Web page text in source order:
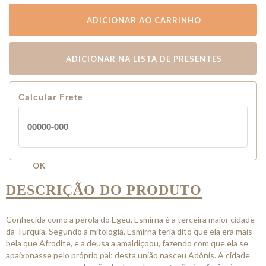
ADICIONAR AO CARRINHO
ADICIONAR NA LISTA DE PRESENTES
Calcular Frete
OK
DESCRIÇÃO DO PRODUTO
Conhecida como a pérola do Egeu, Esmirna é a terceira maior cidade
da Turquia. Segundo a mitologia, Esmirna teria dito que ela era mais
bela que Afrodite, e a deusa a amaldiçoou, fazendo com que ela se
apaixonasse pelo próprio pai; desta união nasceu Adônis. A cidade